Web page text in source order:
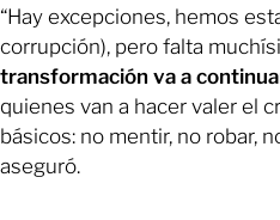
“Hay excepciones, hemos
corrupción), pero falta
transformación va a
quienes van a hacer valer el
básicos: no mentir, no robar,
aseguró.